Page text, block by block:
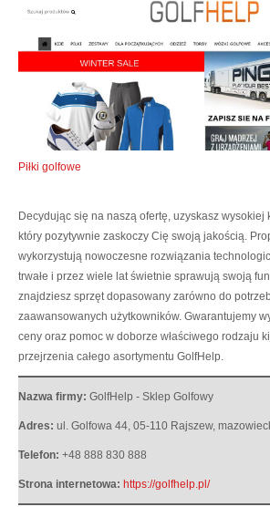
Piłki golfowe
Decydując się na naszą ofertę, uzyskasz wysokiej
który pozytywnie zaskoczy Cię swoją jakością.
wykorzystują nowoczesne rozwiązania
trwałe i przez wiele lat świetnie sprawują swoją
znajdziesz sprzęt dopasowany zarówno do
zaawansowanych użytkowników. Gwarantujemy
ceny oraz pomoc w doborze właściwego rodzaju
przejrzenia całego asortymentu GolfHelp.
Nazwa firmy: GolfHelp - Sklep Golfowy
Adres: ul. Golfowa 44 05-110 Rajszew,
Telefon: +48 888 830 888
Strona internetowa: https://golfhelp.pl/